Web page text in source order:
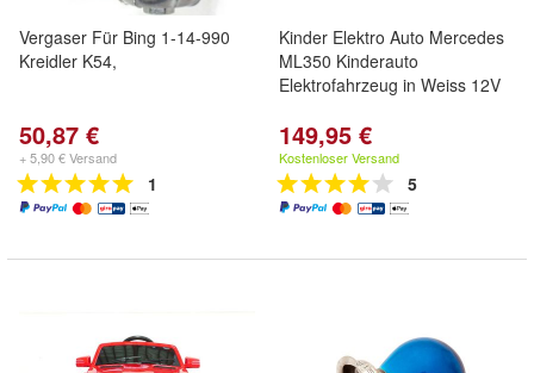
Vergaser Für Bing 1-14-990
Kreidler K54,
50,87 €
+ 5,90 € Versand
1
Kinder Elektro Auto Mercedes
ML350 Kinderauto
Elektrofahrzeug in Weiss 12V
149,95 €
Kostenloser Versand
5